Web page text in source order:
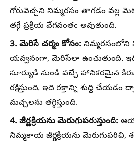
గోరువెచ్చని నిమ్మరసం తాగడం వల్ల
తగ్గే ప్రక్రియ వేగవంతం అవుతుంది.
3. మెరిసే చర్మం కోసం: నిమ్మరసంలోని
యవ్వనంగా, మెరిసేలా ఉంచుతుంది.
సూర్యుడి నుండి వచ్చే హానికరమైన
రక్షిస్తుంది. ఇది రక్తాన్ని శుద్ధి
మచ్చలను తగ్గిస్తుంది.
4. జీర్ణక్రియను మెరుగుపరుస్తుంది:
నిమ్మకాయ జీర్ణక్రియను మెరుగుపరిచి,